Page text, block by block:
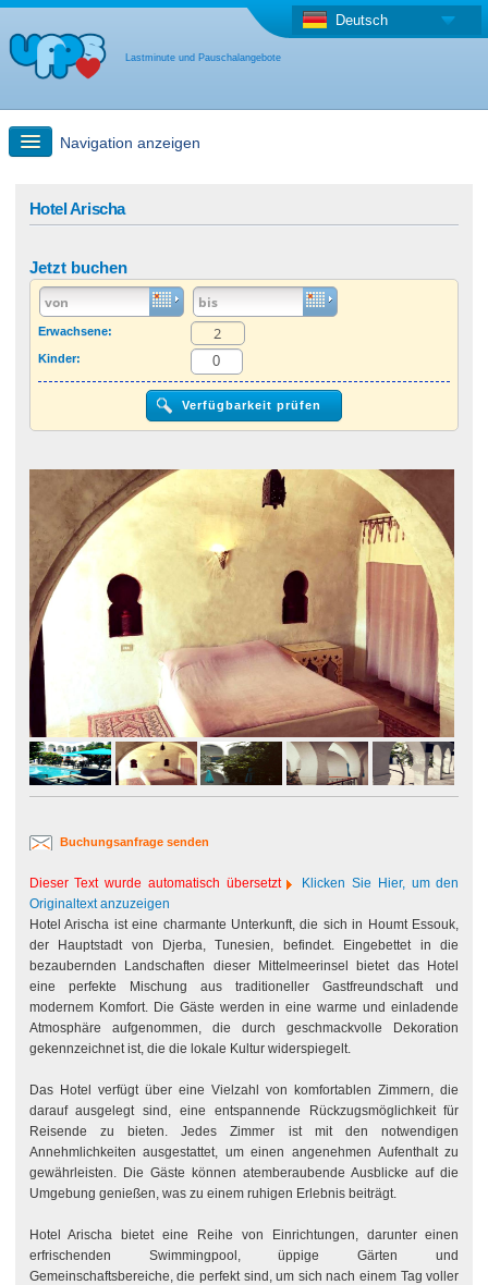
Lastminute und Pauschalangebote
Deutsch
Navigation anzeigen
Last Minute Angebot + Pauschalangebot
Anderes Land
Hotel Arischa
Jetzt buchen
Erwachsene:
Kinder:
Buchungsanfrage senden
Dieser Text wurde automatisch übersetzt
Klicken Sie Hier, um den
Originaltext anzuzeigen
Hotel Arischa ist eine charmante Unterkunft, die sich in Houmt Essouk,
der Hauptstadt von Djerba, Tunesien, befindet. Eingebettet in die
bezaubernden Landschaften dieser Mittelmeerinsel bietet das Hotel
eine perfekte Mischung aus traditioneller Gastfreundschaft und
modernem Komfort. Die Gäste werden in eine warme und einladende
Atmosphäre aufgenommen, die durch geschmackvolle Dekoration
gekennzeichnet ist, die die lokale Kultur widerspiegelt.
Das Hotel verfügt über eine Vielzahl von komfortablen Zimmern, die
darauf ausgelegt sind, eine entspannende Rückzugsmöglichkeit für
Reisende zu bieten. Jedes Zimmer ist mit den notwendigen
Annehmlichkeiten ausgestattet, um einen angenehmen Aufenthalt zu
gewährleisten. Die Gäste können atemberaubende Ausblicke auf die
Umgebung genießen, was zu einem ruhigen Erlebnis beiträgt.
Hotel Arischa bietet eine Reihe von Einrichtungen, darunter einen
erfrischenden Swimmingpool, üppige Gärten und
Gemeinschaftsbereiche, die perfekt sind, um sich nach einem Tag voller